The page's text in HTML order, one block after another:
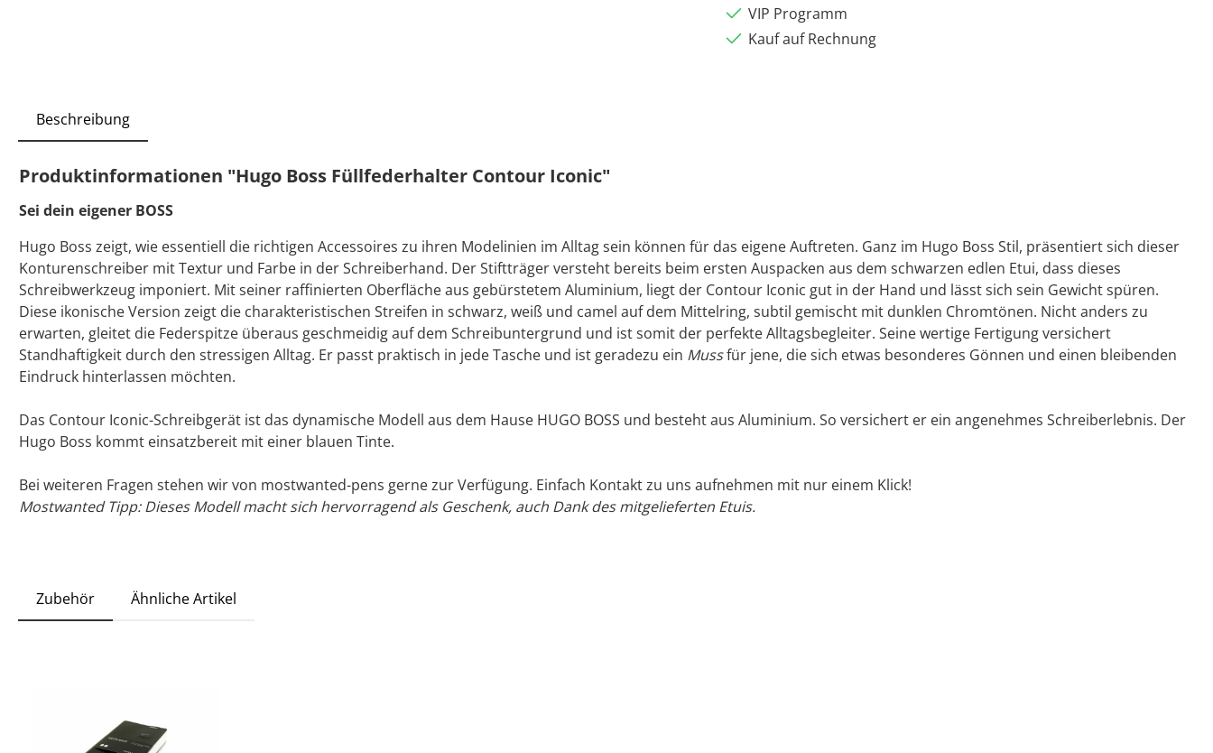
VIP Programm
Kauf auf Rechnung
Beschreibung
Produktinformationen "Hugo Boss Füllfederhalter Contour Iconic"
Sei dein eigener BOSS
Hugo Boss zeigt, wie essentiell die richtigen Accessoires zu ihren Modelinien im Alltag sein können für das eigene Auftreten. Ganz im Hugo Boss Stil, präsentiert sich dieser
Konturenschreiber mit Textur und Farbe in der Schreiberhand. Der Stiftträger versteht bereits beim ersten Auspacken aus dem schwarzen edlen Etui, dass dieses
Schreibwerkzeug imponiert. Mit seiner raffinierten Oberfläche aus gebürstetem Aluminium, liegt der Contour Iconic gut in der Hand und lässt sich sein Gewicht spüren.
Diese ikonische Version zeigt die charakteristischen Streifen in schwarz, weiß und camel auf dem Mittelring, subtil gemischt mit dunklen Chromtönen. Nicht anders zu
erwarten, gleitet die Federspitze überaus geschmeidig auf dem Schreibuntergrund und ist somit der perfekte Alltagsbegleiter. Seine wertige Fertigung versichert
Standhaftigkeit durch den stressigen Alltag. Er passt praktisch in jede Tasche und ist geradezu ein Mussfür jene, die sich etwas besonderes Gönnen und einen bleibenden
Eindruck hinterlassen möchten.
Das Contour Iconic-Schreibgerät ist das dynamische Modell aus dem Hause HUGO BOSS und besteht aus Aluminium. So versichert er ein angenehmes Schreiberlebnis. Der
Hugo Boss kommt einsatzbereit mit einer blauen Tinte.
Bei weiteren Fragen stehen wir von mostwanted-pens gerne zur Verfügung. Einfach Kontaktzu uns aufnehmen mit nur einem Klick!
Mostwanted Tipp: Dieses Modell macht sich hervorragend als Geschenk, auch Dank des mitgelieferten Etuis.
Zubehör Ähnliche Artikel